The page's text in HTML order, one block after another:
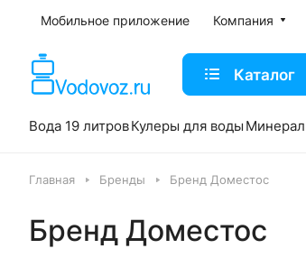
Мобильное приложение Компания
Каталог
Вода 19 литровКулеры для воды
Главная Бренды Бренд Доместос
Бренд Доместос